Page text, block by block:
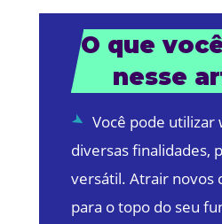
O que
nesse
Você pode utilizar
diversas finalidades,
versátil. Atrair novos
para o topo do seu